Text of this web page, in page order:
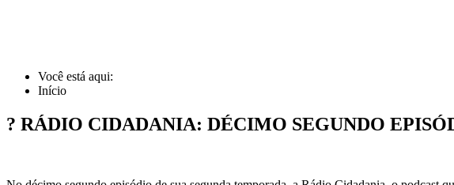
Você está aqui:
Início
? RÁDIO CIDADANIA: DÉCIMO SEGUNDO